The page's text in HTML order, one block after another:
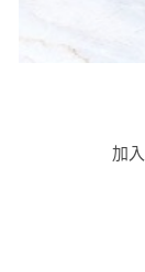
加入